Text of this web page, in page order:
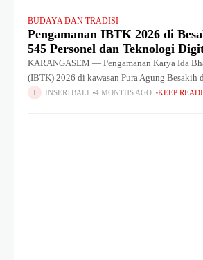
BUDAYA DAN TRADISI
Pengamanan IBTK 2026 di
545 Personel dan Teknologi
KARANGASEM — Pengamanan Karya Ida
(IBTK) 2026 di kawasan Pura Agung Besakih
menyeluruh dengan melibatkan ratusan
INSERTBALI 4 MONTHS AGO KEEP